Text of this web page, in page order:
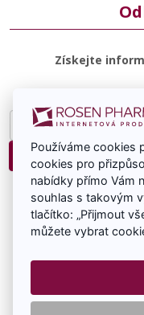
Získejte
Souhlasím
Používáme cookies
cookies pro
nabídky přímo Vám
souhlas s takovým
tlačítko: „Přijmout
můžete vybrat